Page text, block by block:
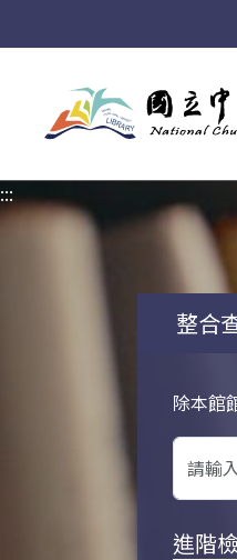
:::
整合
除本館
關鍵字
進階